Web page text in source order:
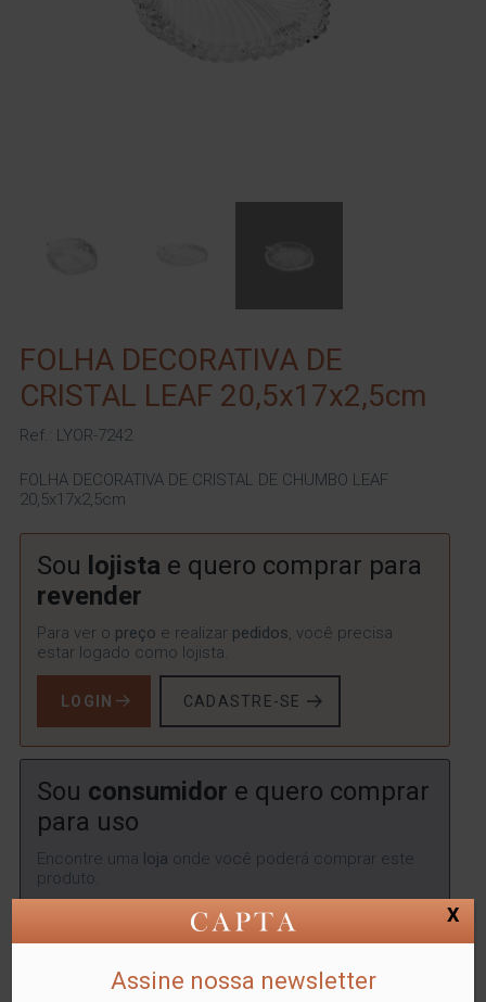
FOLHA DECORATIVA DE
CRISTAL LEAF 20,5x17x2,5cm
Ref.: LYOR-7242
FOLHA DECORATIVA DE CRISTAL DE CHUMBO LEAF
20,5x17x2,5cm
Sou lojista e quero comprar para
revender
Para ver o preço e realizar pedidos, você precisa
estar logado como lojista.
LOGIN CADASTRE-SE
Sou consumidor e quero comprar
para uso
Encontre uma loja onde você poderá comprar este
produto.
Assine nossa newsletter
X